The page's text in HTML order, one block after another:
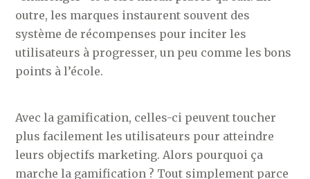
outre, les marques instaurent souvent des
système de récompenses pour inciter les
utilisateurs à progresser, un peu comme les bons
points à l’école.
Avec la gamification, celles-ci peuvent toucher
plus facilement les utilisateurs pour atteindre
leurs objectifs marketing. Alors pourquoi ça
marche la gamification ? Tout simplement parce